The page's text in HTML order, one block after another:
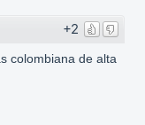
+2
colombiana de alta